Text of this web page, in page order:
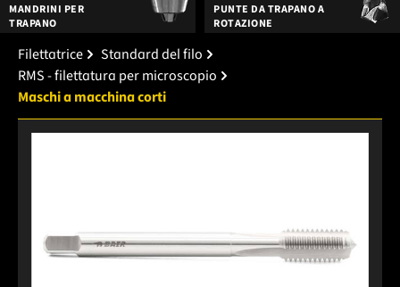
MANDRINI PER
TRAPANO
PUNTE DA TRAPANO A
ROTAZIONE
Filettatrice
Standard del filo
RMS - filettatura per microscopio
Maschi a macchina corti